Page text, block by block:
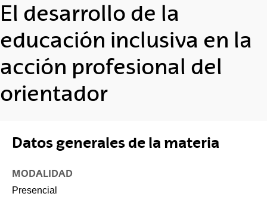
El desarrollo de la
educación inclusiva en la
acción profesional del
orientador
Datos generales de la materia
MODALIDAD
Presencial